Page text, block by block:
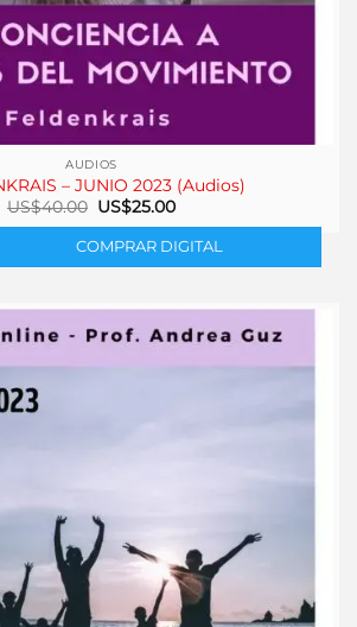
AUDIOS
– JUNIO 2023 (Audios)
US$40.00 El
precio
original
era:
US$40.00.
US$25.00El
actual
es:
US$25.00.
COMPRAR DIGITAL